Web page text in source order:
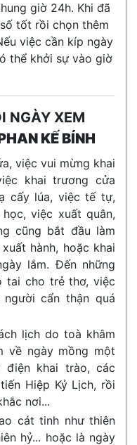
giờ 24h. Khi đã
tốt rồi chọn thêm
việc cần kíp ngày
thể khởi sự vào giờ
NGÀY XEM
KẾ BÍNH
việc vui mừng khai
khai trương cửa
cấy lúa, việc tế tự,
việc xuất quân,
cũng bắt đầu làm
hành, hoặc khai
lắm. Đến những
tai cho trẻ thơ, việc
cẩn thận quá
lịch do toà khâm
về ngày mồng một
điện khai trào, các
Hiệp Kỷ Lịch, rồi
nơi...
cát tinh như thiên
hỷ... hoặc là ngày